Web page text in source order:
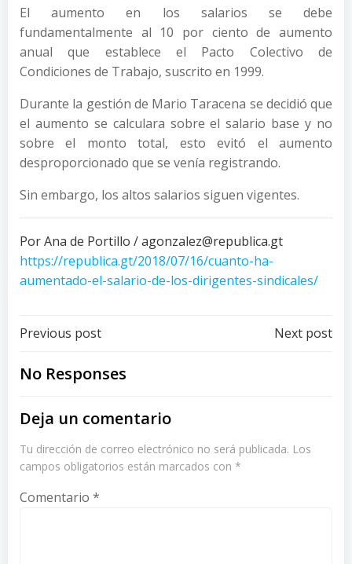
El aumento en los salarios se debe
fundamentalmente al 10 por ciento de aumento
anual que establece el Pacto Colectivo de
Condiciones de Trabajo, suscrito en 1999.
Durante la gestión de Mario Taracena se decidió que
el aumento se calculara sobre el salario base y no
sobre el monto total, esto evitó el aumento
desproporcionado que se venía registrando.
Sin embargo, los altos salarios siguen vigentes.
Por Ana de Portillo / agonzalez@republica.gt
https://republica.gt/2018/07/16/cuanto-ha-
aumentado-el-salario-de-los-dirigentes-sindicales/
Post
navigation
Previous post Next post
No Responses
Deja un comentario
Tu dirección de correo electrónico no será publicada. Los
campos obligatorios están marcados con *
Comentario *